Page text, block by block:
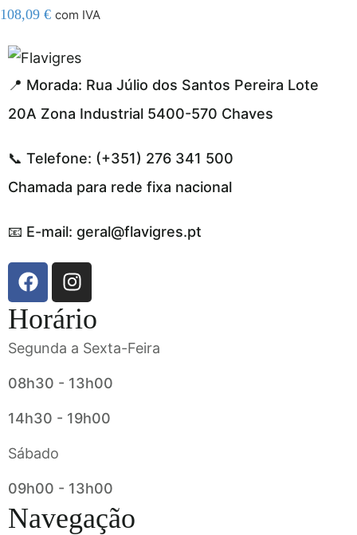
108,09 € com IVA
resmi adresi
📍 Morada: Rua Júlio dos Santos Pereira Lote
20A Zona Industrial 5400-570 Chaves
📞 Telefone: (+351) 276 341 500
Chamada para rede fixa nacional
📧 E-mail: geral@flavigres.pt
Horário
Segunda a Sexta-Feira
08h30 - 13h00
14h30 - 19h00
Sábado
09h00 - 13h00
Navegação